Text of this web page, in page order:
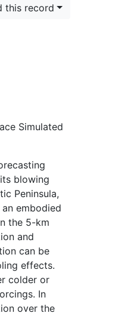
this record
Simulated
blowing
Peninsula,
embodied
the 5-km
and
can be
effects.
colder or
In
over the